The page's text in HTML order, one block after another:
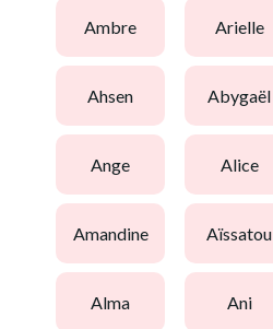
ambre arielle
ahsen abygaël
ange alice
amandine aïssatou
alma ani